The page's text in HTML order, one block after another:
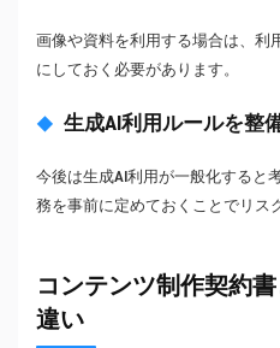
画像や資料を利用する場合は、利
にしておく必要があります。
生成AI利用ルールを整
今後は生成AI利用が一般化すると
務を事前に定めておくことでリス
コンテンツ制作契約
違い